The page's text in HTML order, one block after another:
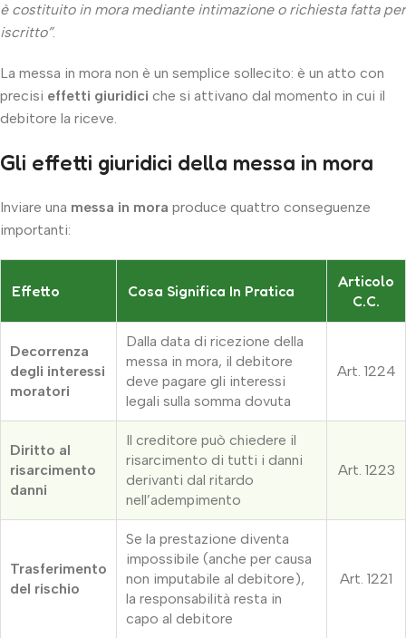
è costituito in mora mediante intimazione o richiesta fatta per
iscritto”.
La messa in mora non è un semplice sollecito: è un atto con
precisi effetti giuridici che si attivano dal momento in cui il
debitore la riceve.
Gli effetti giuridici della messa in mora
Inviare una messa in mora produce quattro conseguenze
importanti:
Effetto Cosa Significa In Pratica
Articolo
C.c.
Decorrenza
degli interessi
moratori
Dalla data di ricezione della
messa in mora, il debitore
deve pagare gli interessi
legali sulla somma dovuta
Art. 1224
Diritto al
risarcimento
danni
Il creditore può chiedere il
risarcimento di tutti i danni
derivanti dal ritardo
nell’adempimento
Art. 1223
Trasferimento
del rischio
Se la prestazione diventa
impossibile (anche per causa
non imputabile al debitore),
la responsabilità resta in
capo al debitore
Art. 1221